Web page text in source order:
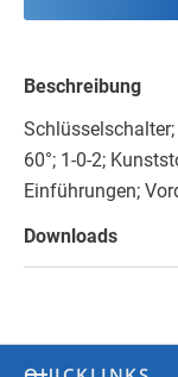
Beschreibung
60°; 1-0-2;
Einführungen;
Downloads